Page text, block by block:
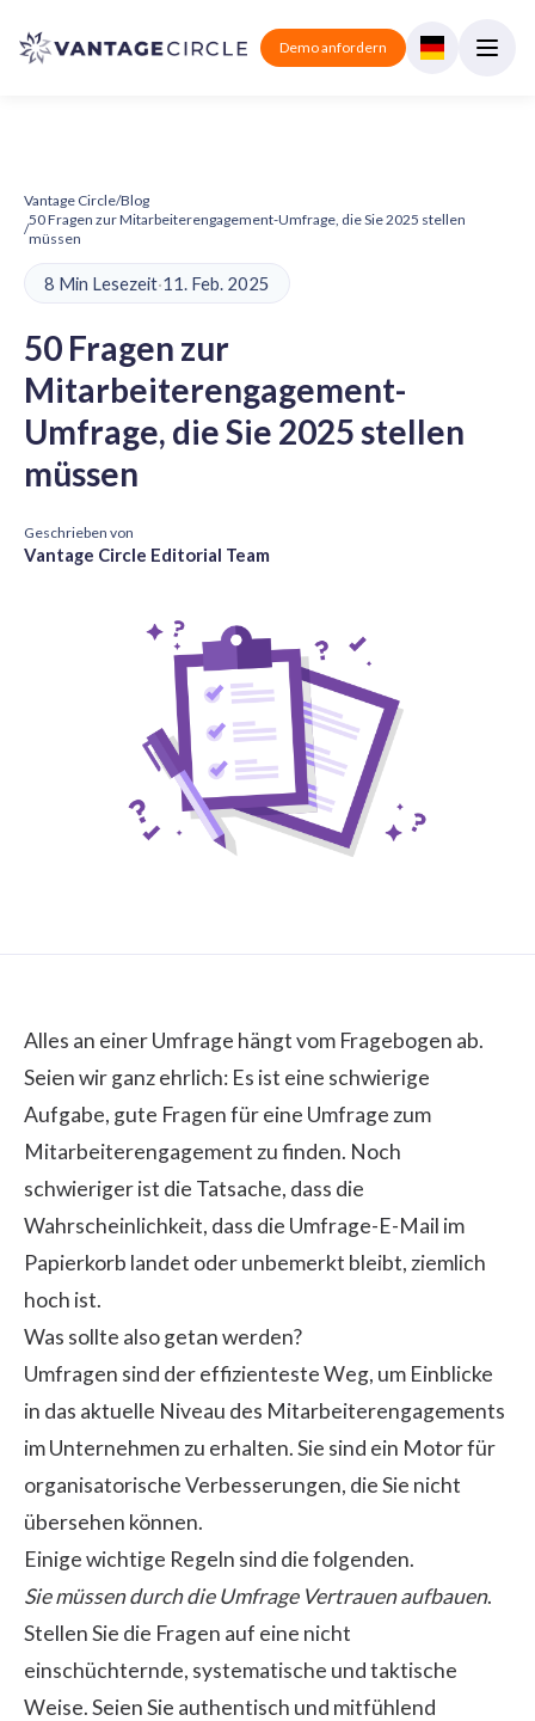
Demo anfordern
Vantage Circle/Blog
/
50 Fragen zur Mitarbeiterengagement-Umfrage, die Sie 2025 stellen
müssen
8 Min Lesezeit·11. Feb. 2025
50 Fragen zur
Mitarbeiterengagement-
Umfrage, die Sie 2025 stellen
müssen
Geschrieben von
Vantage Circle Editorial Team
Alles an einer Umfrage hängt vom Fragebogen ab.
Seien wir ganz ehrlich: Es ist eine schwierige
Aufgabe, gute Fragen für eine Umfrage zum
Mitarbeiterengagement zu finden. Noch
schwieriger ist die Tatsache, dass die
Wahrscheinlichkeit, dass die Umfrage-E-Mail im
Papierkorb landet oder unbemerkt bleibt, ziemlich
hoch ist.
Was sollte also getan werden?
Umfragen sind der effizienteste Weg, um Einblicke
in das aktuelle Niveau des Mitarbeiterengagements
im Unternehmen zu erhalten. Sie sind ein Motor für
organisatorische Verbesserungen, die Sie nicht
übersehen können.
Einige wichtige Regeln sind die folgenden.
Sie müssen durch die Umfrage Vertrauen aufbauen.
Stellen Sie die Fragen auf eine nicht
einschüchternde, systematische und taktische
Weise. Seien Sie authentisch und mitfühlend